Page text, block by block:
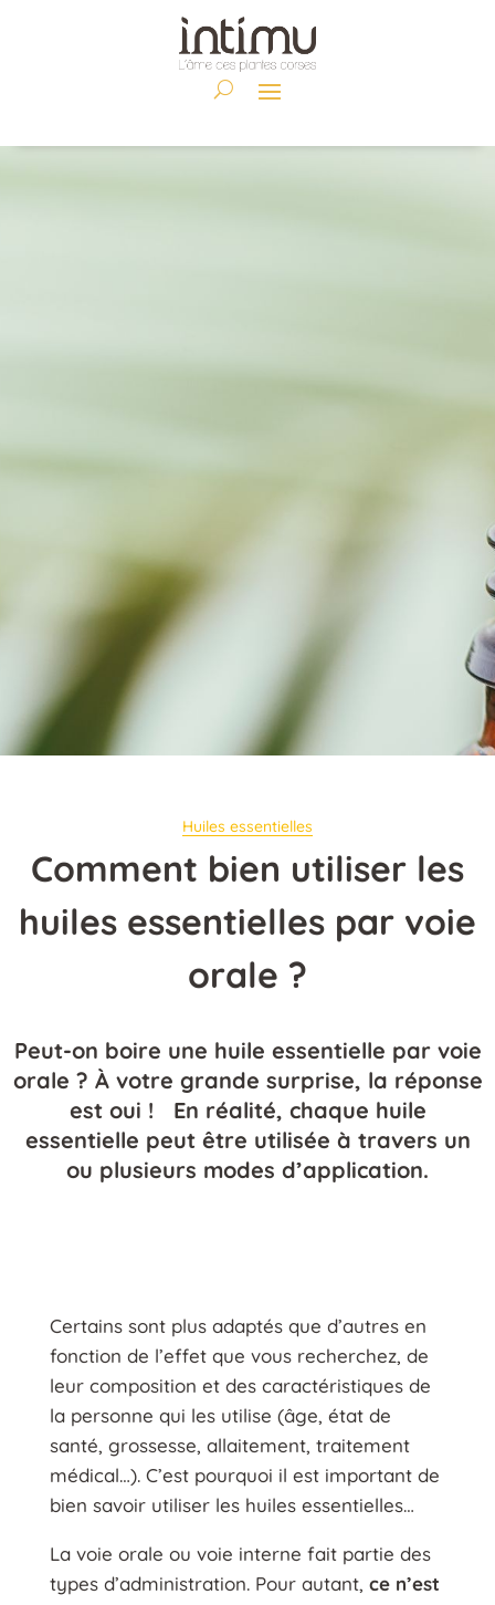
Huiles essentielles
Comment bien utiliser les
huiles essentielles par voie
orale ?
Peut-on boire une huile essentielle par voie
orale ? À votre grande surprise, la réponse
est oui ! En réalité, chaque huile
essentielle peut être utilisée à travers un
ou plusieurs modes d’application.
Certains sont plus adaptés que d’autres en
fonction de l’effet que vous recherchez, de
leur composition et des caractéristiques de
la personne qui les utilise (âge, état de
santé, grossesse, allaitement, traitement
médical…). C’est pourquoi il est important de
bien savoir utiliser les huiles essentielles…
La voie orale ou voie interne fait partie des
types d’administration. Pour autant, ce n’est